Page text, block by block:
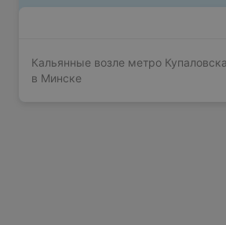
Кальянные возле метро
в Минске